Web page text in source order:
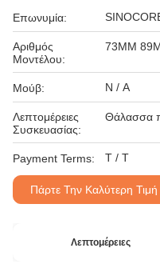
Επωνυμία:
Αριθμός
Μοντέλου:
73MM
Μούβ: N / A
Λεπτομέρειες
Συσκευασίας:
Θάλασσα
Payment Terms: T / T
Πάρτε Την Καλύτερη Τιμή
Λεπτομέρειες